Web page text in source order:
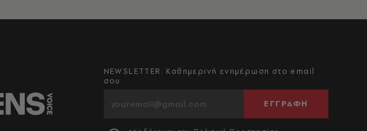
NEWSLETTER: Καθημερινή ενημέρωση στο email
σου
ΕΓΓΡΑΦΗ